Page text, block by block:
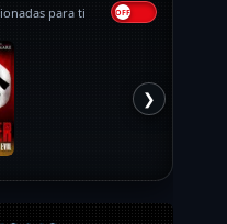
para ti
❯